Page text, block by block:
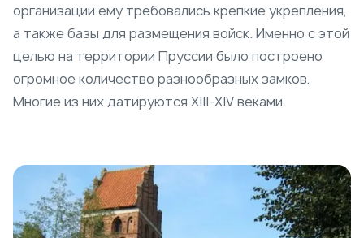
организации ему требовались крепкие укрепления,
а также базы для размещения войск. Именно с этой
целью на территории Пруссии было построено
огромное количество разнообразных замков.
Многие из них датируются XIII-XIV веками.